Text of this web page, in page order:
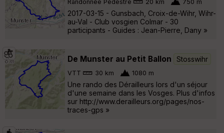
Randonnée Pédestre 20 km 750 m
2017-03-15 - Gunsbach, Croix-de-Wihr, Wihr-
au-Val - Club vosgien Colmar - 30
participants - Guides : Jean-Pierre, Dany »
De Munster au Petit Ballon Stosswihr
VTT 30 km 1080 m
Une rando des Dérailleurs lors d'un séjour
d'une semaine dans les Vosges. Plus d'infos
sur http://www.derailleurs.org/pages/nos-
traces-gps »